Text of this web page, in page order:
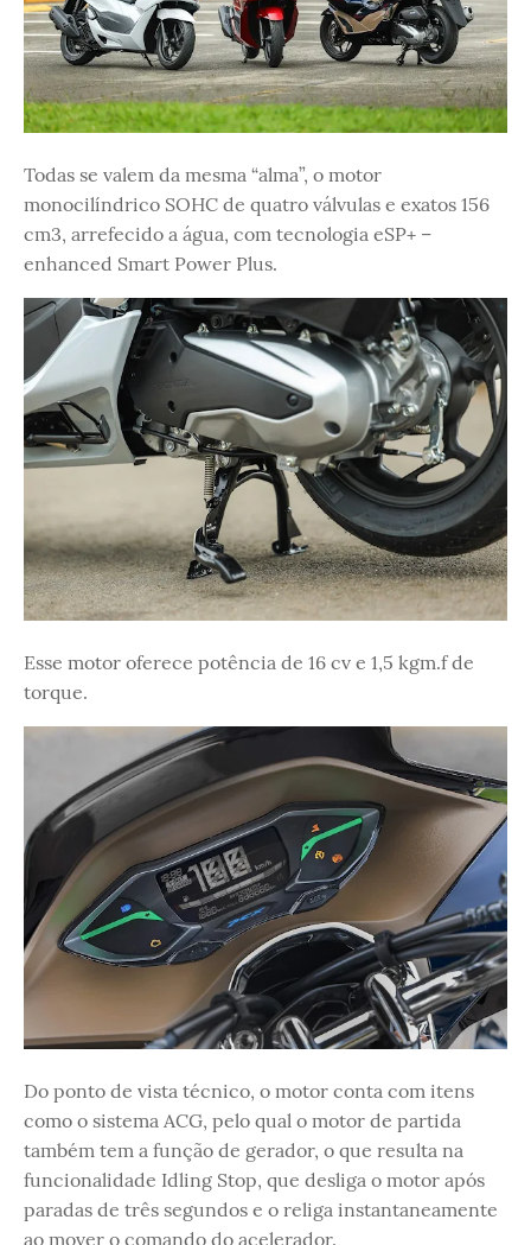
Todas se valem da mesma “alma”, o motor
monocilíndrico SOHC de quatro válvulas e exatos 156
cm3, arrefecido a água, com tecnologia eSP+ –
enhanced Smart Power Plus.
Esse motor oferece potência de 16 cv e 1,5 kgm.f de
torque.
Do ponto de vista técnico, o motor conta com itens
como o sistema ACG, pelo qual o motor de partida
também tem a função de gerador, o que resulta na
funcionalidade Idling Stop, que desliga o motor após
paradas de três segundos e o religa instantaneamente
ao mover o comando do acelerador.